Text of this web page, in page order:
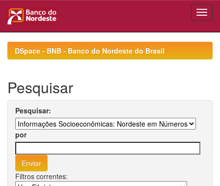
navigationDSpace - BNB - Banco do Nordeste do Brasil
Pesquisar
Pesquisar:
por
Filtros correntes: